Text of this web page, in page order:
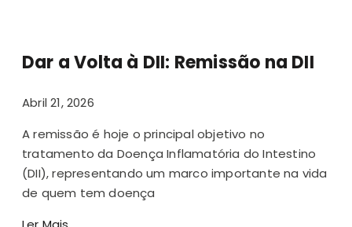
Dar a Volta à DII: Remissão na DII
Abril 21, 2026
A remissão é hoje o principal objetivo no
tratamento da Doença Inflamatória do Intestino
(DII), representando um marco importante na vida
de quem tem doença